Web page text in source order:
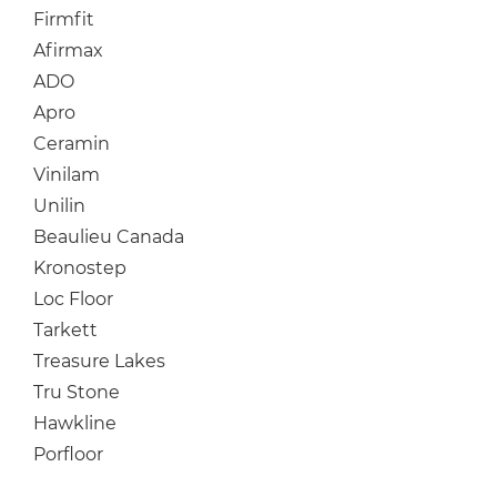
Firmfit
Afirmax
ADO
Apro
Ceramin
Vinilam
Unilin
Beaulieu Canada
Kronostep
Loc Floor
Tarkett
Treasure Lakes
Tru Stone
Hawkline
Porfloor